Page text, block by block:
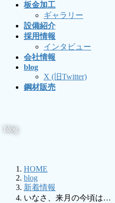
板金加工
ギャラリー
設備紹介
採用情報
インタビュー
会社情報
blog
X (旧Twitter)
鋼材販売
blog
HOME
blog
新着情報
いなさ、来月の今頃は…